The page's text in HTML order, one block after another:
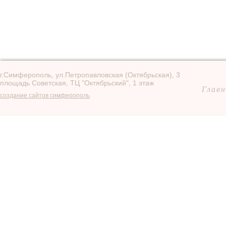
г.Симферополь, ул.Петропавловская (Октябрьская), 3
площадь Советская, ТЦ "Октябрьский", 1 этаж
создание сайтов симферополь